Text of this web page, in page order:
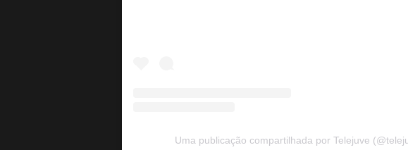
Uma publicação compartilhada por Telejuve